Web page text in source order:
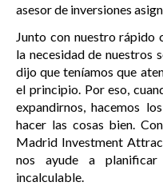
asesor de inversiones
Junto con nuestro rápido
la necesidad de nuestros
dijo que teníamos que
el principio. Por eso,
expandirnos, hacemos
hacer las cosas bien.
Madrid Investment
nos ayude a
incalculable.